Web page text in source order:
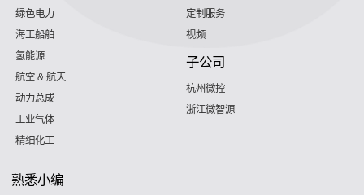
绿色电力
海工船舶
氢能源
航空 & 航天
动力总成
工业气体
精细化工
定制服务
视频
子公司
杭州微控
浙江微智源
熟悉小编